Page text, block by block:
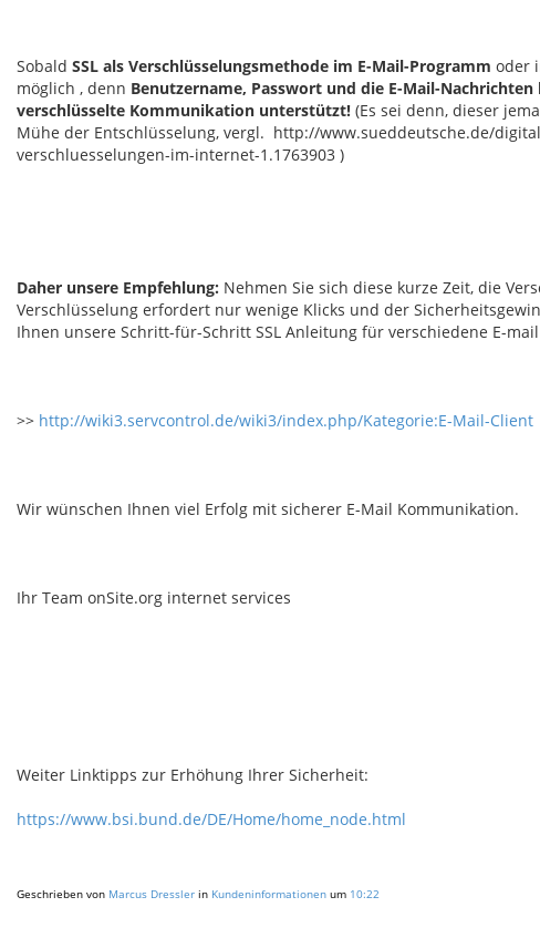
Sobald SSL als Verschlüsselungsmethode im E-Mail-Programm oder
möglich , denn Benutzername, Passwort und die E-Mail-
verschlüsselte Kommunikation unterstützt! (Es sei denn, dieser
Mühe der Entschlüsselung, vergl. http://www.sueddeutsche.de/
verschluesselungen-im-internet-1.1763903 )
Daher unsere Empfehlung: Nehmen Sie sich diese kurze Zeit, die
Verschlüsselung erfordert nur wenige Klicks und der
Ihnen unsere Schritt-für-Schritt SSL Anleitung für verschiedene E-
>> http://wiki3.servcontrol.de/wiki3/index.php/Kategorie:E-Mail-Client
Wir wünschen Ihnen viel Erfolg mit sicherer E-Mail Kommunikation.
Ihr Team onSite.org internet services
Weiter Linktipps zur Erhöhung Ihrer Sicherheit:
https://www.bsi.bund.de/DE/Home/home_node.html
Geschrieben von Marcus Dressler in Kundeninformationen um 10:22